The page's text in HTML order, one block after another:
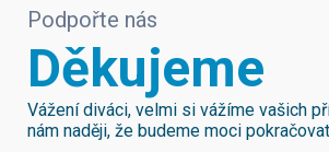
Podpořte nás
Děkujeme
Vážení diváci, velmi si vážíme vašich
nám naději, že budeme moci